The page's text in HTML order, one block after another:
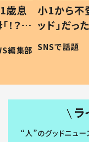
歳息
？」
編集部
小1から不
ッド」だ
作り続け
#令和の子
SNSで話題
ラ
“人”のグッドニュ